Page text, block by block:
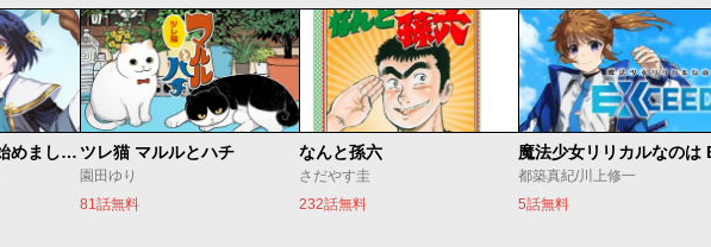
世界最強の魔女、始めました ～私だけ『攻略サイト』を見れる世界で自由に生きます～ ツレ猫 マルルとハチ
園田ゆり
81話無料
なんと孫六
さだやす圭
232話無料
都築真紀/川上修一
5話無料